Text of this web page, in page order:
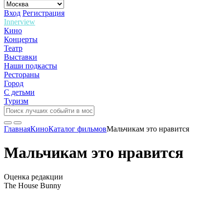
Вход Регистрация
Innerview
Кино
Концерты
Театр
Выставки
Наши подкасты
Рестораны
Город
С детьми
Туризм
ГлавнаяКиноКаталог фильмовМальчикам это нравится
Мальчикам это нравится
Оценка редакции
The House Bunny